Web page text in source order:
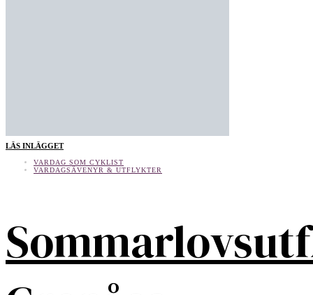
LÄS INLÄGGET
VARDAG SOM CYKLIST
VARDAGSÄVENYR & UTFLYKTER